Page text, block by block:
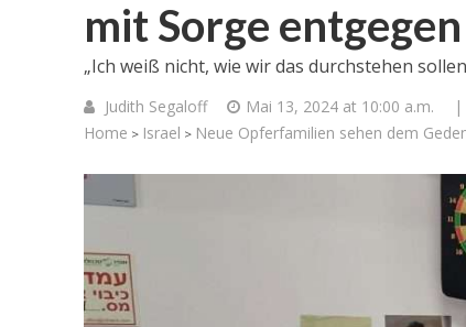
mit Sorge entgegen
„Ich weiß nicht, wie wir das durchstehen
Judith Segaloff Mai 13, 2024 at 10:00 a.m. |
Home > Israel > Neue Opferfamilien sehen dem